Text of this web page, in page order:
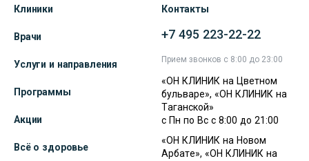
Клиники
Врачи
Услуги и направления
Программы
Акции
Всё о здоровье
Контакты
+7 495 223-22-22
Прием звонков с 8:00 до 23:00
«ОН КЛИНИК на Цветном
бульваре», «ОН КЛИНИК на
Таганской»
с Пн по Вс с 8:00 до 21:00
«ОН КЛИНИК на Новом
Арбате», «ОН КЛИНИК на